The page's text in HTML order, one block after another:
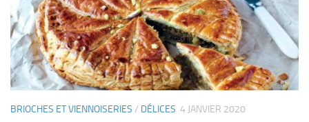
BRIOCHES ET VIENNOISERIES / DÉLICES 4 JANVIER 2020